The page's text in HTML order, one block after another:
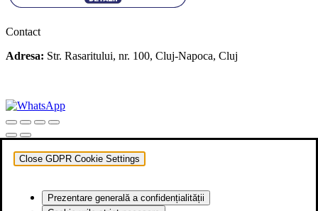
Contact
Adresa: Str. Rasaritului, nr. 100, Cluj-Napoca, Cluj
Close GDPR Cookie Settings
Prezentare generală a confidențialității